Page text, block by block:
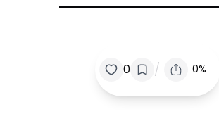
0 / 0%